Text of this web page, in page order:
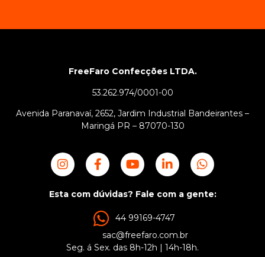
FreeFaro Confecções LTDA.
53.262.974/0001-00
Avenida Paranavaí, 2652, Jardim Industrial Bandeirantes –
Maringá PR – 87070-130
Esta com dúvidas? Fale com a gente:
44 99169-4747
sac@freefaro.com.br
Seg. á Sex. das 8h-12h | 14h-18h.